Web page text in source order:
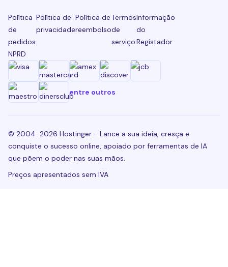
Política
de
pedidos
NPRD
Política de
privacidade
Política de
reembolso
Termos
de
serviço
Informação
do
Registador
entre outros
© 2004-2026 Hostinger - Lance a sua ideia, cresça e
conquiste o sucesso online, apoiado por ferramentas de IA
que põem o poder nas suas mãos.
Preços apresentados sem IVA